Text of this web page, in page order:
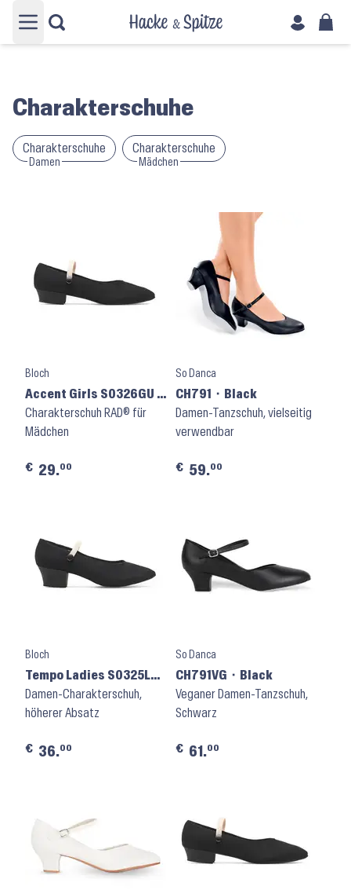
Hauptmenü öffnen
Charakterschuhe
Charakterschuhe
Damen
Charakterschuhe
Mädchen
Bloch
Accent Girls S0326GU ⬝
Black
Charakterschuh RAD® für
Mädchen
€ 29.00
So Danca
CH791 ⬝ Black
Damen-Tanzschuh, vielseitig
verwendbar
€ 59.00
Bloch
Tempo Ladies S0325LU
⬝ Black
Damen-Charakterschuh,
höherer Absatz
€ 36.00
So Danca
CH791VG ⬝ Black
Veganer Damen-Tanzschuh,
Schwarz
€ 61.00